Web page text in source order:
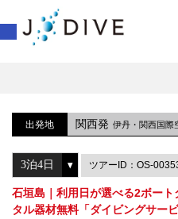
出発地 関西発 伊丹・関西国際
ツアーID：OS-
石垣島｜利用日が選べる2ボー
タル器材無料「ダイビングサー